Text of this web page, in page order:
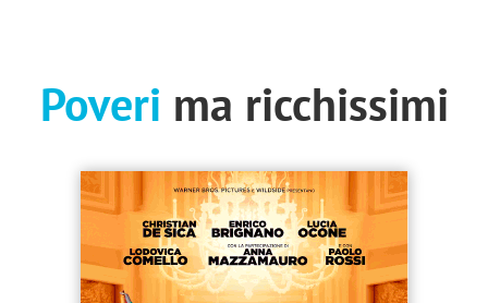
Poveri ma ricchissimi